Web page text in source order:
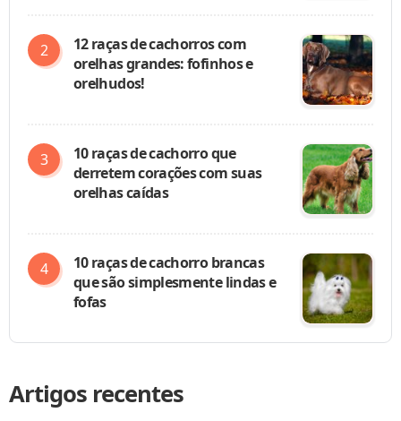
12 raças de cachorros com
orelhas grandes: fofinhos e
orelhudos!
10 raças de cachorro que
derretem corações com suas
orelhas caídas
10 raças de cachorro brancas
que são simplesmente lindas e
fofas
Artigos recentes